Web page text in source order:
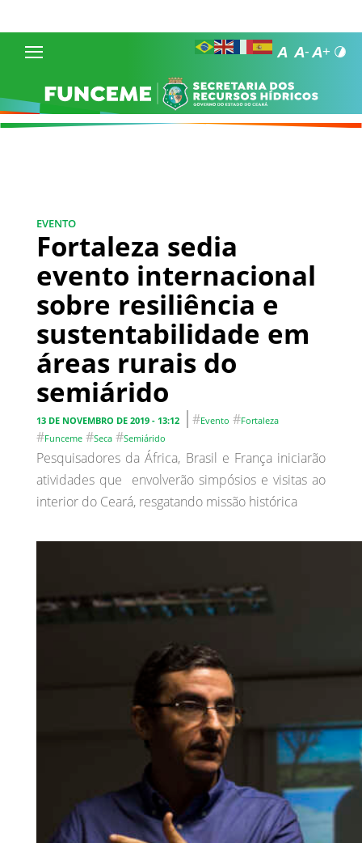
EVENTO
Fortaleza sedia
evento internacional
sobre resiliência e
sustentabilidade em
áreas rurais do
semiárido
13 DE NOVEMBRO DE 2019 - 13:12 #Evento #Fortaleza
#Funceme #Seca #Semiárido
Pesquisadores da África, Brasil e França iniciarão
atividades que envolverão simpósios e visitas ao
interior do Ceará, resgatando missão histórica